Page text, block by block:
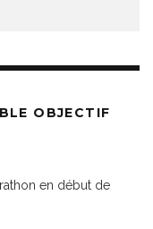
OBJECTIF
en début de